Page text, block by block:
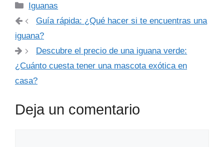
Categorías
Iguanas
Guía rápida: ¿Qué hacer si te encuentras una
iguana?
Descubre el precio de una iguana verde:
¿Cuánto cuesta tener una mascota exótica en
casa?
Deja un comentario